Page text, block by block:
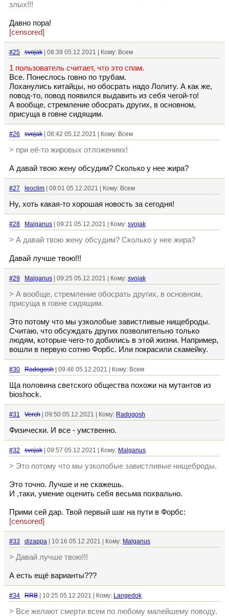
злых!!!
Давно пора!
[censored]
#25 svojak | 08:39 05.12.2021 | Кому: Всем
1 пользователь считает, что это спам.
Все. Понеслось говно по трубам.
Лоханулись китайцы, но обосрать надо Лолиту. А как же,
повод-то, повод появился выдавить из себя чегой-то!
А вообще, стремление обосрать других, в основном,
присуща в говне сидящим.
#26 svojak | 08:42 05.12.2021 | Кому: Всем
> при её-то жировых отложениях!
А давай твою жену обсудим? Сколько у нее жира?
#27 leoclim | 09:01 05.12.2021 | Кому: Всем
Ну, хоть какая-то хорошая новость за сегодня!
#28 Malganus | 09:21 05.12.2021 | Кому: svojak
> А давай твою жену обсудим? Сколько у нее жира?
Давай лучше твою!!!
#29 Malganus | 09:25 05.12.2021 | Кому: svojak
> А вообще, стремление обосрать других, в основном,
присуща в говне сидящим.
Это потому что мы узколобые завистливые нищеброды.
Считаю, что обсуждать других позволительно только
людям, которые чего-то добились в этой жизни. Например,
вошли в первую сотню Форбс. Или покрасили скамейку.
#30 Radogosh | 09:46 05.12.2021 | Кому: Всем
Ща половина светского общества похожи на мутантов из
bioshock.
#31 Verch | 09:50 05.12.2021 | Кому: Radogosh
Физически. И все - умственно.
#32 svojak | 09:57 05.12.2021 | Кому: Malganus
> Это потому что мы узколобые завистливые нищеброды.
Это точно. Лучше и не скажешь.
И ,таки, умение оценить себя весьма похвально.
Прими сей дар. Твой первый шаг на пути в Форбс:
[censored]
#33 dizappa | 10:16 05.12.2021 | Кому: Malganus
> Давай лучше твою!!!
А есть ещё варианты???
#34 RRB | 10:25 05.12.2021 | Кому: Langedok
> Все желают смерти всем по любому малейшему поводу.